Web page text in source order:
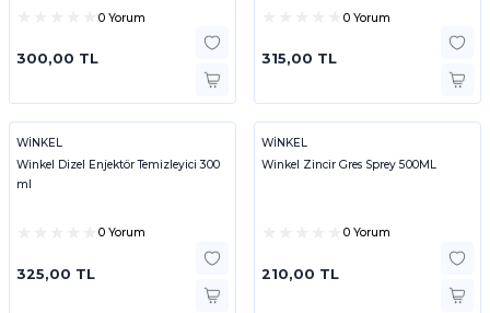
0 Yorum
300,00 TL
0 Yorum
315,00 TL
WİNKEL
Winkel Dizel Enjektör Temizleyici 300
ml
0 Yorum
325,00 TL
WİNKEL
Winkel Zincir Gres Sprey 500ML
0 Yorum
210,00 TL